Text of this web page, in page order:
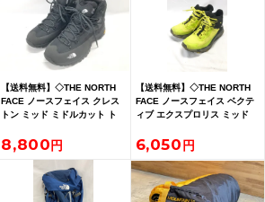
【送料無料】◇THE NORTH
FACE ノースフェイス クレス
トン ミッド ミドルカット ト
NF0A8AB8 メンズ SIZE
25cm
8,800
【送料無料】◇THE NORTH
FACE ノースフェイス ベクテ
ィブ エクスプロリス ミッド
NF0A4T2U シューズ サイズ
25.5
6,050